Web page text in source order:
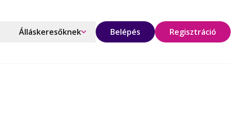
Álláskeresőknek Belépés Regisztráció